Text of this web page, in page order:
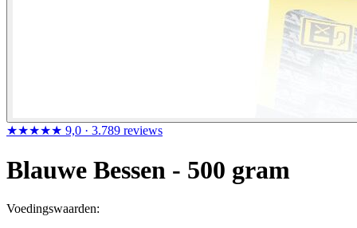
★★★★★ 9,0 · 3.789 reviews
Blauwe Bessen - 500 gram
Voedingswaarden: